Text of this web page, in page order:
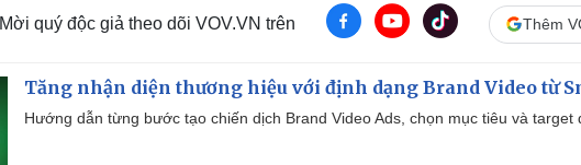
Mời quý độc giả theo dõi VOV.VN trên Thêm
Tăng nhận diện thương hiệu với định dạng Brand Video từ
Hướng dẫn từng bước tạo chiến dịch Brand Video Ads, chọn mục tiêu và target